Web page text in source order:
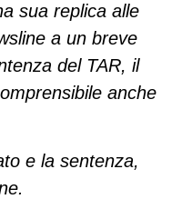
sua replica alle
a un breve
del TAR, il
anche
e la sentenza,